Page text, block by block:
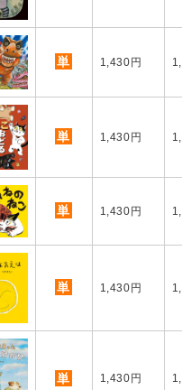
単 1,430円
単 1,430円
単 1,430円
単 1,430円
単 1,430円